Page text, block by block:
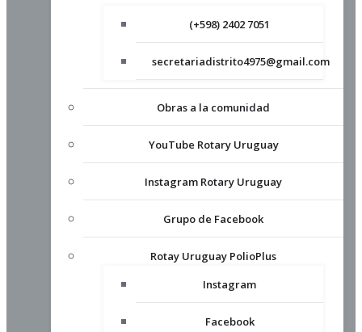
(+598) 2402 7051
secretariadistrito4975@gmail.com
Obras a la comunidad
YouTube Rotary Uruguay
Instagram Rotary Uruguay
Grupo de Facebook
Rotay Uruguay PolioPlus
Instagram
Facebook